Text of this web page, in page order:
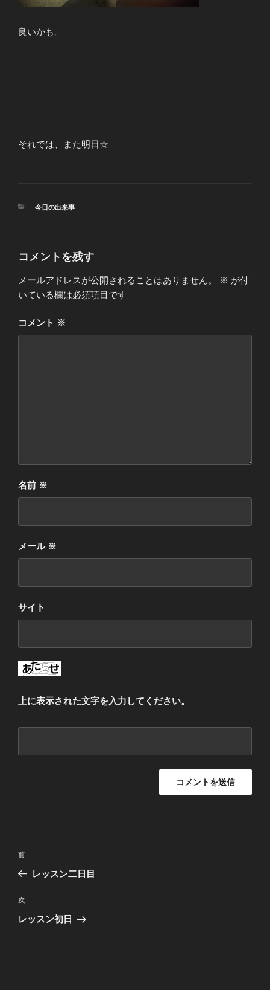
良いかも。
それでは、また明日☆
カ
今日の出来事
コメントを残す
メールアドレスが公開されることはありません。 ※ が付
いている欄は必須項目です
コメント ※
名前 ※
メール ※
サイト
上に表示された文字を入力してください。
投
ビ
ゲ
過
去
投
稿
前
レッスン二日目
次
の
次
レッスン初日